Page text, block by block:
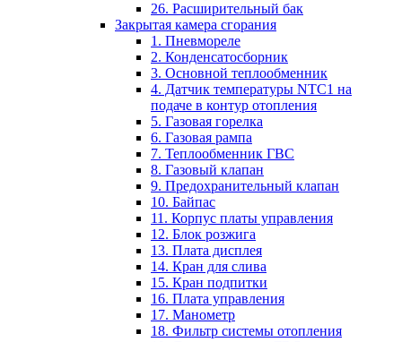
26. Расширительный бак
Закрытая камера сгорания
1. Пневмореле
2. Конденсатосборник
3. Основной теплообменник
4. Датчик температуры NTC1 на
подаче в контур отопления
5. Газовая горелка
6. Газовая рампа
7. Теплообменник ГВС
8. Газовый клапан
9. Предохранительный клапан
10. Байпас
11. Корпус платы управления
12. Блок розжига
13. Плата дисплея
14. Кран для слива
15. Кран подпитки
16. Плата управления
17. Манометр
18. Фильтр системы отопления